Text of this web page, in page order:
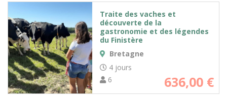
Traite des vaches et
découverte de la
gastronomie et des légendes
du Finistère
Bretagne
4 jours
6
636,00 €